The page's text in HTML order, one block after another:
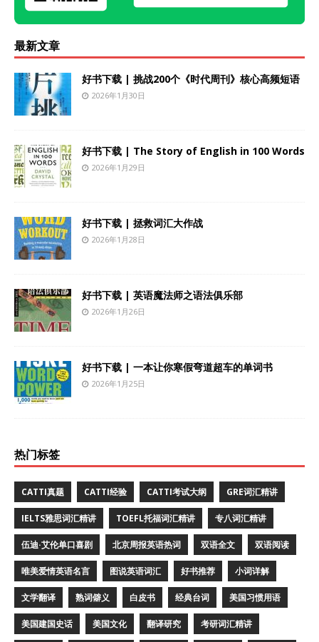
最新文章
好书下载 | 挑战200个《时代周刊》核心高频短语
2026年1月30日
好书下载 | The Story of English in 100 Words
2026年1月29日
好书下载 | 拯救词汇大作战
2026年1月28日
好书下载 | 英语魔法师之语法俱乐部
2026年1月26日
好书下载 | 一本让你寒假弯道超车的单词书
2026年1月25日
热门标签
CATTI真题 CATTI经验 CATTI考试大纲 GRE词汇精讲
IELTS雅思词汇精讲 TOEFL托福词汇精讲 专八词汇精讲
伍迪·艾伦单口喜剧 北京周报英语热词 双语全文 双语阅读
唯美爱情英语名言 图说英语词汇 好书推荐 小词详解
文学翻译 熟词僻义 白皮书 经典台词 美国习惯用语
美国建国史话 美国文化 翻译研究 考研词汇精讲